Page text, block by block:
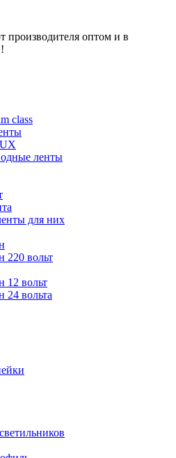
производителя оптом и в
class
ленты
для них
220 вольт
12 вольт
24 вольта